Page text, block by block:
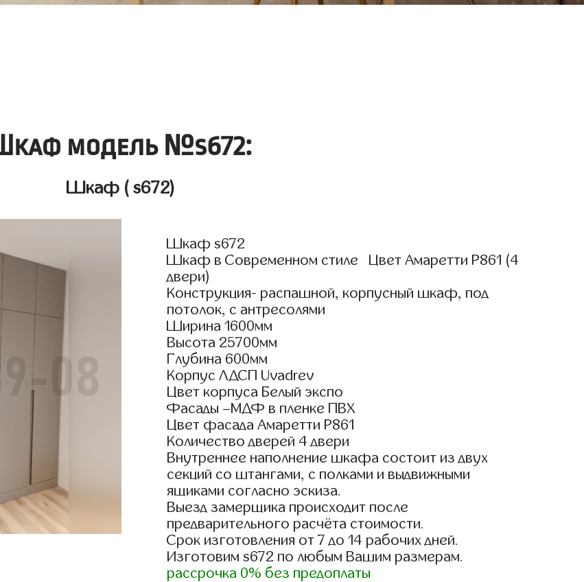
модель №s672:
Шкаф ( s672)
Шкаф s672
Шкаф в Современном стиле Цвет Амаретти Р861 (4
двери)
Конструкция- распашной, корпусный шкаф, под
потолок, с антресолями
Ширина 1600мм
Высота 25700мм
Глубина 600мм
Корпус ЛДСП Uvadrev
Цвет корпуса Белый экспо
Фасады –МДФ в пленке ПВХ
Цвет фасада Амаретти Р861
Количество дверей 4 двери
Внутреннее наполнение шкафа состоит из двух
секций со штангами, с полками и выдвижными
ящиками согласно эскиза.
Выезд замерщика происходит после
предварительного расчёта стоимости.
Срок изготовления от 7 до 14 рабочих дней.
Изготовим s672 по любым Вашим размерам.
рассрочка 0% без предоплаты